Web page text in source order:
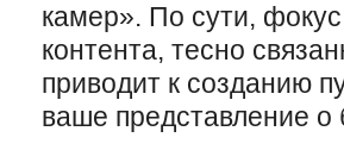
камер». По сути,
контента, тесно
приводит к созданию
ваше представление о